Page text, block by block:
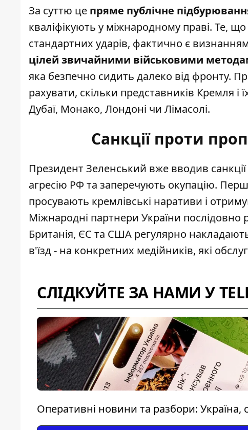
За суттю це пряме публічне
кваліфікують у міжнародному праві. Те,
стандартних ударів, фактично є
цілей звичайними військовими
яка безпечно сидить далеко від фронту.
рахувати, скільки представників Кремля
Дубаї, Монако, Лондоні чи Лімасолі.
Санкції проти
Президент Зеленський вже вводив
агресію РФ та заперечують окупацію.
просувають кремлівські наративи і
Міжнародні партнери України
Британія, ЄС та США регулярно
в'їзд - на конкретних медійників, які
СЛІДКУЙТЕ ЗА НАМИ У
Оперативні новини та разбори: Україна,